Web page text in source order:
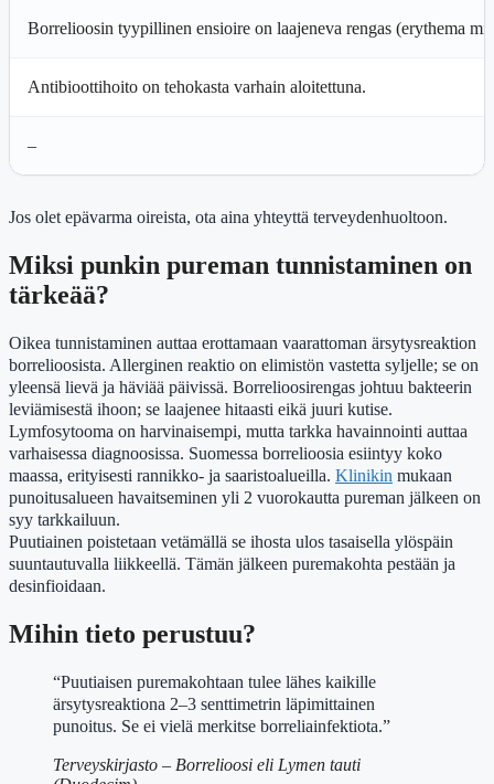
Borrelioosin tyypillinen ensioire on laajeneva rengas (erythema
Antibioottihoito on tehokasta varhain aloitettuna.
–
Jos olet epävarma oireista, ota aina yhteyttä terveydenhuoltoon.
Miksi punkin pureman tunnistaminen on
tärkeää?
Oikea tunnistaminen auttaa erottamaan vaarattoman ärsytysreaktion
borrelioosista. Allerginen reaktio on elimistön vastetta syljelle; se on
yleensä lievä ja häviää päivissä. Borrelioosirengas johtuu bakteerin
leviämisestä ihoon; se laajenee hitaasti eikä juuri kutise.
Lymfosytooma on harvinaisempi, mutta tarkka havainnointi auttaa
varhaisessa diagnoosissa. Suomessa borrelioosia esiintyy koko
maassa, erityisesti rannikko- ja saaristoalueilla. Klinikin mukaan
punoitusalueen havaitseminen yli 2 vuorokautta pureman jälkeen on
syy tarkkailuun.
Puutiainen poistetaan vetämällä se ihosta ulos tasaisella ylöspäin
suuntautuvalla liikkeellä. Tämän jälkeen puremakohta pestään ja
desinfioidaan.
Mihin tieto perustuu?
“Puutiaisen puremakohtaan tulee lähes kaikille
ärsytysreaktiona 2–3 senttimetrin läpimittainen
punoitus. Se ei vielä merkitse borreliainfektiota.”
Terveyskirjasto – Borrelioosi eli Lymen tauti